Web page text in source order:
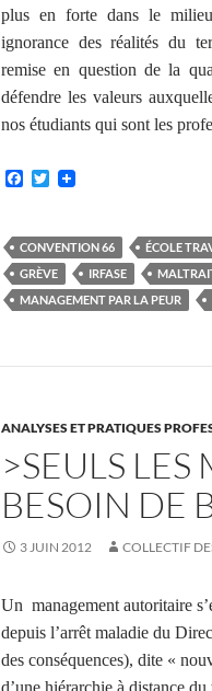
plus en forte dans le
ignorance des réalités du
remise en question de la
défendre les valeurs
nos étudiants qui sont les
F
b
o
o
k
T
t
e
r
CONVENTION 66 ÉCOLE
GRÈVE
IRFASE
MANAGEMENT PAR LA PEUR
ANALYSES ET PRATIQUES
>SEULS
BESOIN DE
3 JUIN 2012 COLLECTIF
Un management autoritaire
depuis l’arrêt maladie du
des conséquences), dite «
d’une hiérarchie à distance